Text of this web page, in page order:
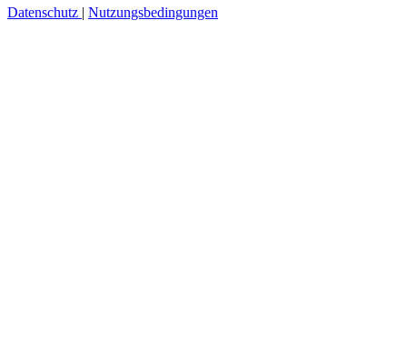
Datenschutz | Nutzungsbedingungen